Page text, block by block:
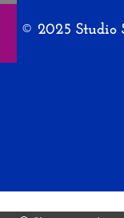
© 2025 Studio